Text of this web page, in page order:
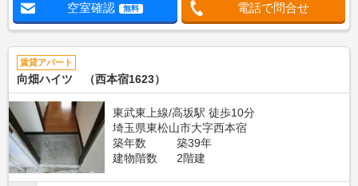
空室確認 無料 電話で問合せ
賃貸アパート
向畑ハイツ （西本宿1623）
東武東上線/高坂駅 徒歩10分
埼玉県東松山市大字西本宿
築年数
築39年
建物階数
2階建